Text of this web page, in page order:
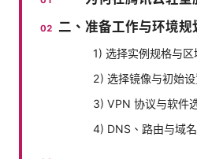
二、准备工作与环境规
1) 选择实例规格与区
2) 选择镜像与初始设
3) VPN 协议与软件
4) DNS、路由与域